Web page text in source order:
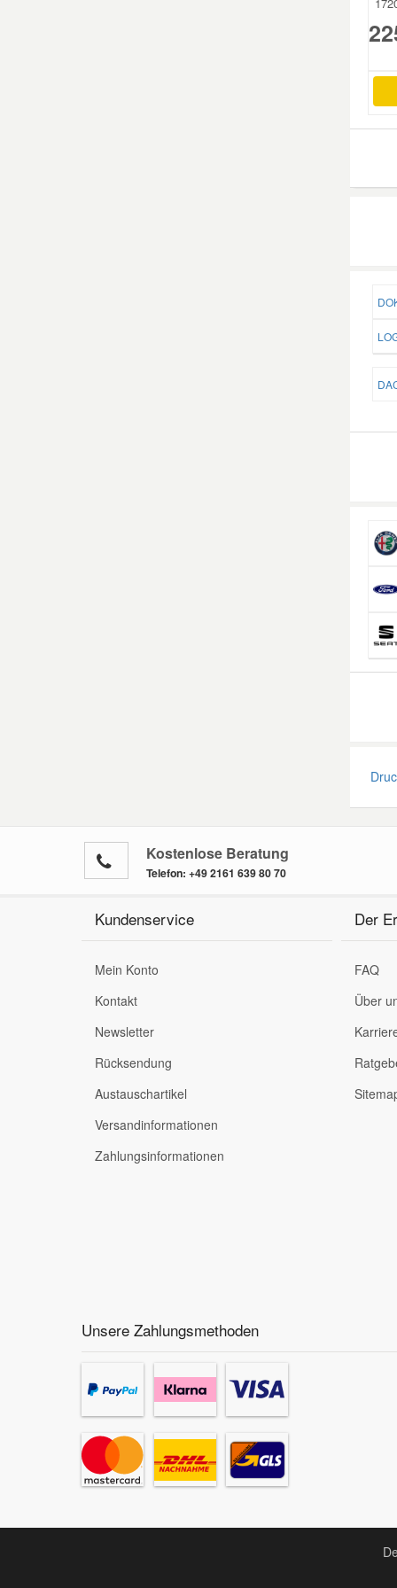
Kostenlose Beratung
Telefon: +49 2161 639 80 70
Kundenservice
Mein Konto
Kontakt
Newsletter
Rücksendung
Austauschartikel
Versandinformationen
Zahlungsinformationen
Der
FAQ
Über
Unsere Zahlungsmethoden